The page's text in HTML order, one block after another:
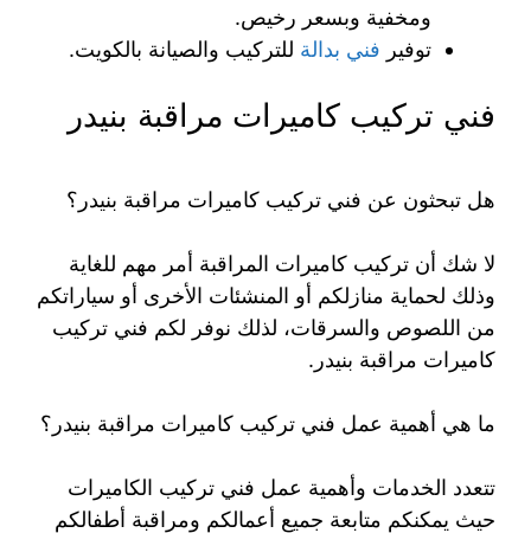
ومخفية وبسعر رخيص.
توفير فني بدالة للتركيب والصيانة بالكويت.
فني تركيب كاميرات مراقبة بنيدر
هل تبحثون عن فني تركيب كاميرات مراقبة بنيدر؟
لا شك أن تركيب كاميرات المراقبة أمر مهم للغاية
وذلك لحماية منازلكم أو المنشئات الأخرى أو سياراتكم
من اللصوص والسرقات، لذلك نوفر لكم فني تركيب
كاميرات مراقبة بنيدر.
ما هي أهمية عمل فني تركيب كاميرات مراقبة بنيدر؟
تتعدد الخدمات وأهمية عمل فني تركيب الكاميرات
حيث يمكنكم متابعة جميع أعمالكم ومراقبة أطفالكم